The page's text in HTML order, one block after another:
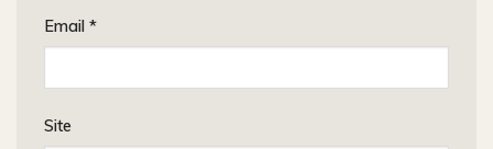
Email *
Site